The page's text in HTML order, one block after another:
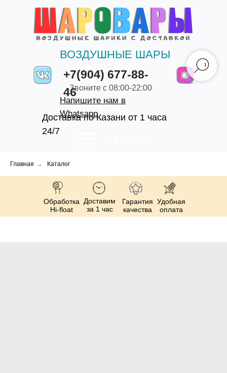
+7(904) 677-88-
46
ВОЗДУШНЫЕ ШАРЫ
Доставка по Казани от 1 часа
24/7
Звоните с 08:00-22:00
Напишите нам в
Whatsapp
Главная → Каталог
Обработка
Hi-float
Доставим
за 1 час
Гарантия
качества
Удобная
оплата